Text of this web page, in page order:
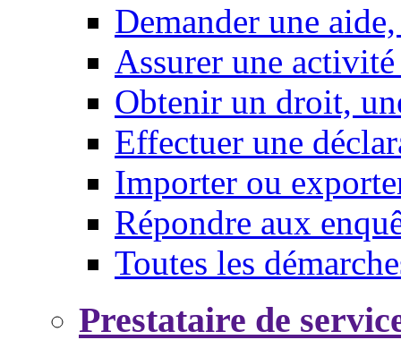
Demander une
Assurer une
Obtenir un droit,
Effectuer une
Importer ou
Répondre aux
Toutes les
Prestataire de